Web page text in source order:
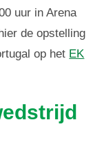
uur in Arena
de opstelling
op het EK